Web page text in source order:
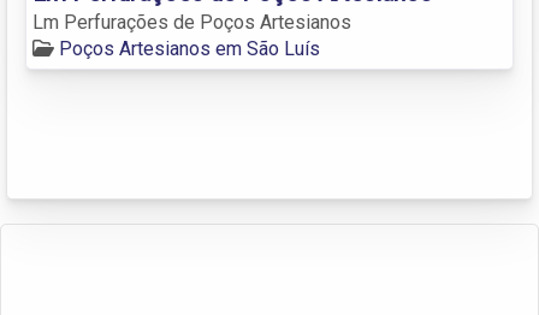
Lm Perfurações de Poços Artesianos
Poços Artesianos em São Luís